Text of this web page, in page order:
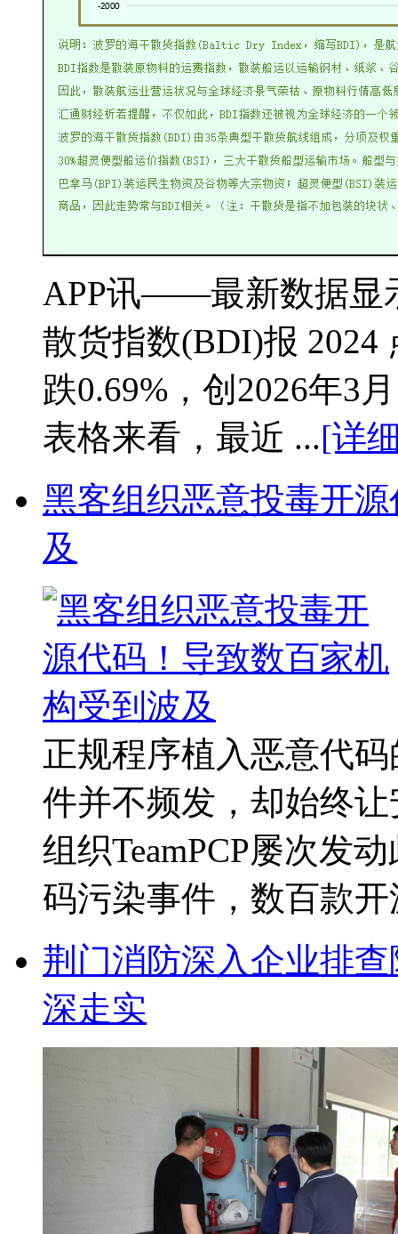
APP讯——最新数据显
散货指数(BDI)报 2024
跌0.69%，创2026年3
表格来看，最近 ...[详
黑客组织恶意投毒开
及
正规程序植入恶意代
件并不频发，却始终
组织TeamPCP屡次发
码污染事件，数百款
荆门消防深入企业排
深走实